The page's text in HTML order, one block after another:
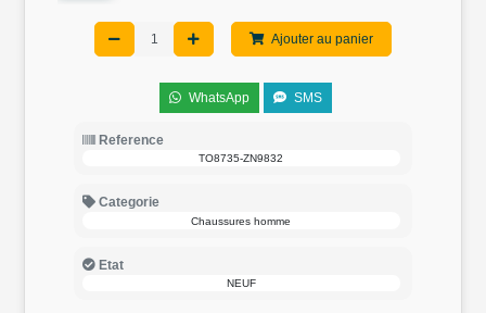
Ajouter au panier
WhatsApp SMS
Reference
TO8735-ZN9832
Categorie
Chaussures homme
Etat
NEUF